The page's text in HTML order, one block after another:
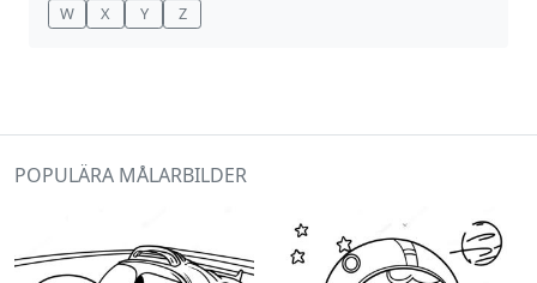
W
X Y Z
POPULÄRA MÅLARBILDER